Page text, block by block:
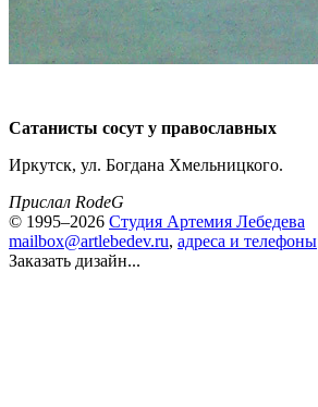
Сатанисты сосут у православных
Иркутск, ул. Богдана Хмельницкого.
Прислал RodeG
© 1995–2026 Студия Артемия Лебедева
mailbox@artlebedev.ru, адреса и телефоны
Заказать дизайн...